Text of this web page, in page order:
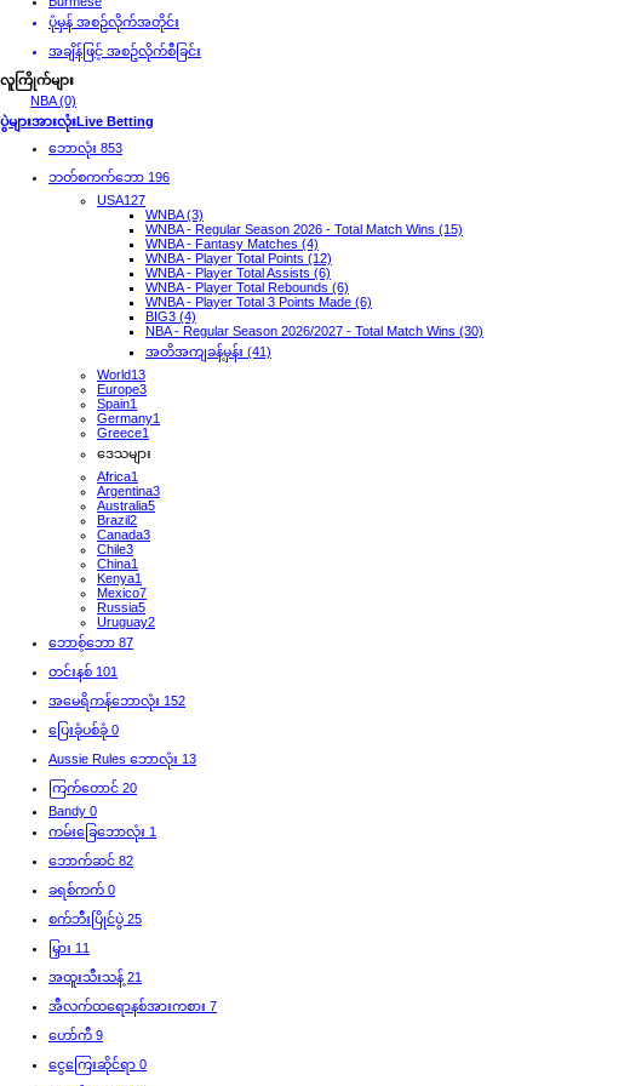
ပုံမှန် အစဉ်လိုက်အတိုင်း
အချိန်ဖြင့် အစဥ်လိုက်စီခြင်း
လူကြိုက်များ
NBA (0)
ပွဲများအားလုံးLive Betting
‌ဘောလုံး 853
ဘတ်စကက်ဘော 196
USA127
WNBA (3)
WNBA - Regular Season 2026 - Total Match Wins (15)
WNBA - Fantasy Matches (4)
WNBA - Player Total Points (12)
WNBA - Player Total Assists (6)
WNBA - Player Total Rebounds (6)
WNBA - Player Total 3 Points Made (6)
BIG3 (4)
NBA - Regular Season 2026/2027 - Total Match Wins (30)
အတိအကျခန့်မှန်း (41)
World13
Europe3
Spain1
Germany1
Greece1
ဒေသများ
Africa1
Argentina3
Australia5
Brazil2
Canada3
Chile3
China1
Kenya1
Mexico7
Russia5
Uruguay2
‌ဘောစ့်‌ဘော 87
‌တင်းနစ် 101
အမေရိကန်ဘောလုံး 152
‌ပြေးခုံပစ်ခုံ 0
‌Aussie Rules ဘောလုံး 13
‌ကြက်တောင် 20
‌Bandy 0
‌ကမ်းခြေဘောလုံး 1
‌ဘောက်ဆင် 82
‌ခရစ်ကက် 0
‌စက်ဘီးပြိုင်ပွဲ 25
‌မြှား 11
‌အထူးသီးသန့် 21
‌အီလက်ထရောနစ်အားကစား 7
ဟော်ကီ 9
‌ငွေကြေးဆိုင်ရာ 0